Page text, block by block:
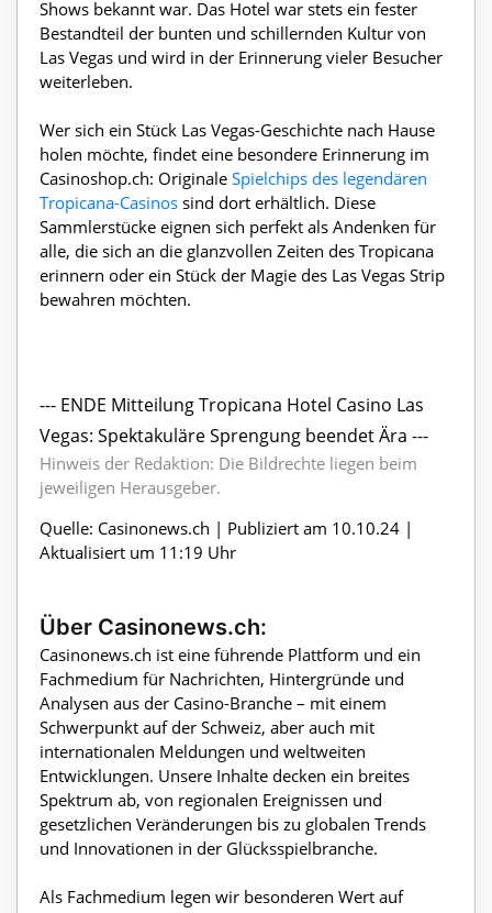
Shows bekannt war. Das Hotel war stets ein fester
Bestandteil der bunten und schillernden Kultur von
Las Vegas und wird in der Erinnerung vieler Besucher
weiterleben.
Wer sich ein Stück Las Vegas-Geschichte nach Hause
holen möchte, findet eine besondere Erinnerung im
Casinoshop.ch: Originale Spielchips des legendären
Tropicana-Casinos sind dort erhältlich. Diese
Sammlerstücke eignen sich perfekt als Andenken für
alle, die sich an die glanzvollen Zeiten des Tropicana
erinnern oder ein Stück der Magie des Las Vegas Strip
bewahren möchten.
--- ENDE Mitteilung Tropicana Hotel Casino Las
Vegas: Spektakuläre Sprengung beendet Ära ---
Hinweis der Redaktion: Die Bildrechte liegen beim
jeweiligen Herausgeber.
Quelle: Casinonews.ch | Publiziert am 10.10.24 |
Aktualisiert um 11:19 Uhr
Über Casinonews.ch:
Casinonews.ch ist eine führende Plattform und ein
Fachmedium für Nachrichten, Hintergründe und
Analysen aus der Casino-Branche – mit einem
Schwerpunkt auf der Schweiz, aber auch mit
internationalen Meldungen und weltweiten
Entwicklungen. Unsere Inhalte decken ein breites
Spektrum ab, von regionalen Ereignissen und
gesetzlichen Veränderungen bis zu globalen Trends
und Innovationen in der Glücksspielbranche.
Als Fachmedium legen wir besonderen Wert auf